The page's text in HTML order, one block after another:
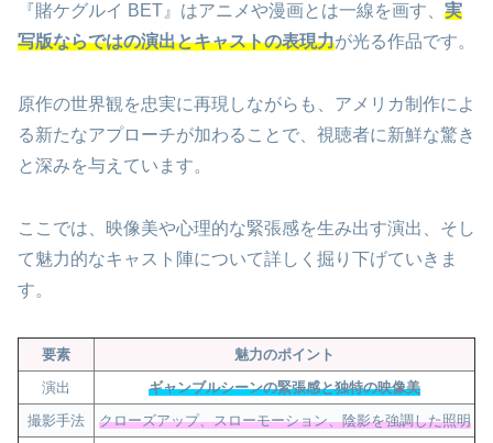
『賭ケグルイ BET』はアニメや漫画とは一線を画す、 実
写版ならではの演出とキャストの表現力が光る作品です。
原作の世界観を忠実に再現しながらも、アメリカ制作によ
る新たなアプローチが加わることで、視聴者に新鮮な驚き
と深みを与えています。
ここでは、映像美や心理的な緊張感を生み出す演出、そし
て魅力的なキャスト陣について詳しく掘り下げていきま
す。
要素
魅力のポイント
演出
ギャンブルシーンの緊張感と独特の映像美
撮影手法
クローズアップ、スローモーション、陰影を強調した照明